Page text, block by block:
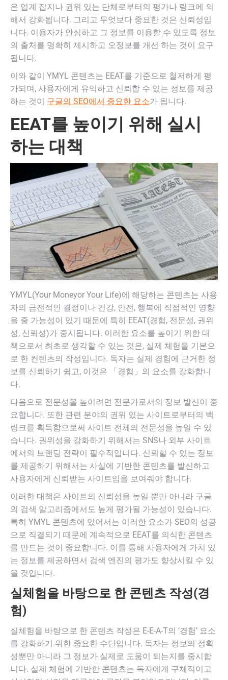
은 업계 잡지나 권위 있는 단체로부터의 평가나 링크에 의
해서 강화됩니다. 그리고 무엇보다 중요한 것은 신뢰성입
니다. 이용자가 안심하고 그 정보를 이용할 수 있도록 정보
의 출처를 명확히 제시하고 오정보를 개선 하는 것이 요구
됩니다.
이와 같이 YMYL 콘텐츠는 EEAT를 기준으로 철저하게 평
가되며, 사용자에게 유익하고 신뢰할 수 있는 정보를 제공
하는 것이 구글의 SEO에서 중요한 요소가 됩니다.
EEAT를 높이기 위해 실시
하는 대책
YMYL(Your Moneyor Your Life)에 해당하는 콘텐츠는 사용
자의 금전적인 결정이나 건강, 안전, 행복에 직접적인 영향
을 줄 가능성이 있기 때문에 특히 EEAT(경험, 전문성, 권위
성, 신뢰성)가 중시됩니다. 이러한 요소를 높이기 위한 대
책으로서 최초로 생각할 수 있는 것은, 실제 체험을 기본으
로 한 컨텐츠의 작성입니다. 독자는 실제 경험에 근거한 정
보를 신뢰하기 쉽고, 이것은 「경험」의 요소를 강화합니
다.
다음으로 전문성을 높이려면 전문가로서의 정보 발신이 중
요합니다. 또한 관련 분야의 권위 있는 사이트로부터의 백
링크를 획득함으로써 사이트 전체의 전문성을 높일 수 있
습니다. 권위성을 강화하기 위해서는 SNS나 외부 사이트
에서의 브랜딩 전략이 필수적입니다. 신뢰할 수 있는 정보
를 제공하기 위해서는 사실에 기반한 콘텐츠를 발신하고
사용자에게 신뢰받는 사이트임을 보여줘야 합니다.
이러한 대책은 사이트의 신뢰성을 높일 뿐만 아니라 구글
의 검색 알고리즘에서도 높게 평가될 가능성이 있습니다.
특히 YMYL 콘텐츠에 있어서는 이러한 요소가 SEO의 성공
으로 직결되기 때문에 계속적으로 EEAT를 의식한 콘텐츠
를 만드는 것이 중요합니다. 이를 통해 사용자에게 가치 있
는 정보를 제공하면서 검색 엔진의 평가도 향상시킬 수 있
을 것입니다.
실체험을 바탕으로 한 콘텐츠 작성(경
험)
실체험을 바탕으로 한 콘텐츠 작성은 E-E-A-T의 ‘경험’ 요소
를 강화하기 위한 중요한 수단입니다. 독자는 정보의 정확
성뿐만 아니라 그 정보가 실제로 도움이 되는지를 중시합
니다. 실제 체험에 기반한 콘텐츠는 독자에게 구체적이고